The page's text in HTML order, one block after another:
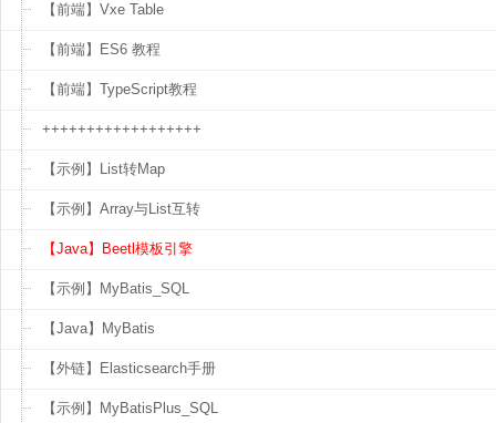
【前端】Vxe Table
【前端】ES6 教程
【前端】TypeScript教程
++++++++++++++++++
【示例】List转Map
【示例】Array与List互转
【Java】Beetl模板引擎
【示例】MyBatis_SQL
【Java】MyBatis
【外链】Elasticsearch手册
【示例】MyBatisPlus_SQL